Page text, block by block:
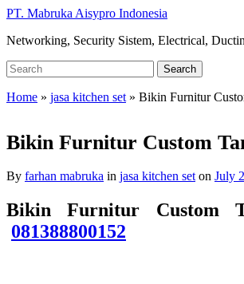
Skip
main
PT. Mabruka Aisypro Indonesia
Networking, Security Sistem, Electrical,
Search
for:
Search
Home » jasa kitchen set » Bikin Furnitur
Bikin Furnitur Custom
By farhan mabruka in jasa kitchen set on July
Bikin Furnitur Custom
081388800152